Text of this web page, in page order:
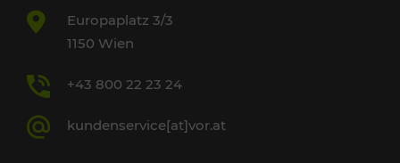
Europaplatz 3/3
1150 Wien
+43 800 22 23 24
kundenservice[at]vor.at